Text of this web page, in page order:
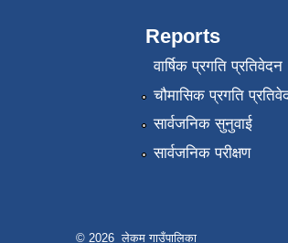
Reports
वार्षिक प्रगति प्रतिवेदन
चौमासिक प्रगति
सार्वजनिक सुनुवाई
सार्वजनिक परीक्षण
© 2026 लेकम गाउँपालिका